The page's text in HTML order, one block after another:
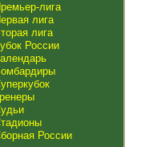
лига
лига
лига
России
России